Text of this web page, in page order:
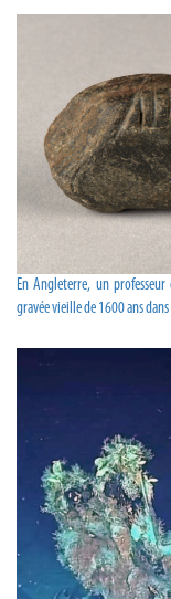
En Angleterre, un
gravée vieille de 1600 ans